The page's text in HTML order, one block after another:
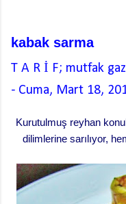
kabak sarma
T A R İ F; mutfak
- Cuma, Mart 18,
Kurutulmuş reyhan
dilimlerine sarılıyor,